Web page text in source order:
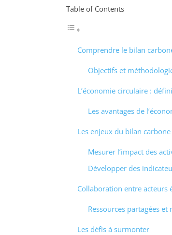
Table of Contents
Comprendre le bilan
Objectifs et
L’économie circulaire :
Les avantages de
Les enjeux du bilan
Mesurer l’impact des
Développer des
Collaboration entre acteurs
Ressources partagées
Les défis à surmonter